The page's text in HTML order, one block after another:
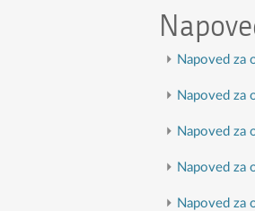
Napoved za
Napoved za
Napoved za
Napoved za
Napoved za